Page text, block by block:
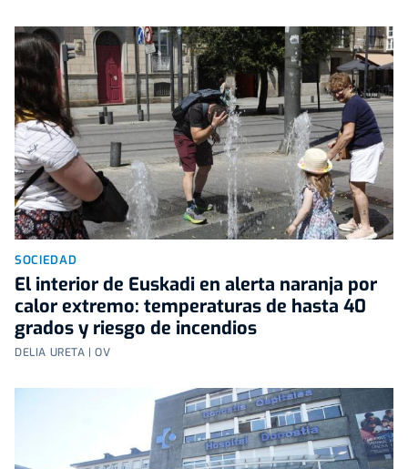
SOCIEDAD
El interior de Euskadi en alerta naranja por
calor extremo: temperaturas de hasta 40
grados y riesgo de incendios
DELIA URETA | OV